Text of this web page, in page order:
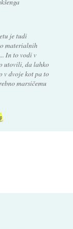
je tudi
materialnih
In to vodi v
utovili, da lahko
v dvoje kot pa to
marsičemu